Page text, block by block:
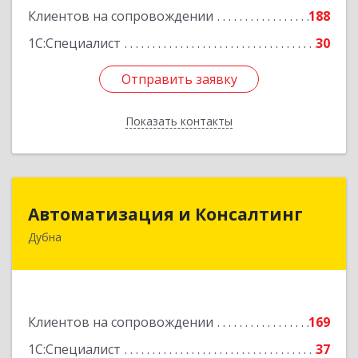
Клиентов на сопровождении
188
1С:Специалист
30
Отправить заявку
Показать контакты
Отправить заявку
Назад
Автоматизация и Консалтинг
Дубна
Клиентов на сопровождении
169
1С:Специалист
37
141983, Московская обл, г.о.Дубна, Дубна г,